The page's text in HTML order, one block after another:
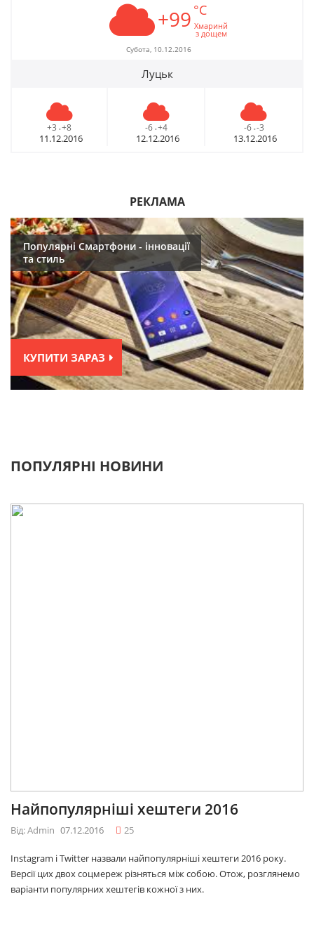
+99 °C
Хмаринй
з дощем
Субота, 10.12.2016
Луцьк
+3 - +8
11.12.2016
-6 - +4
12.12.2016
-6 - -3
13.12.2016
РЕКЛАМА
Популярні Смартфони - інновації
та стиль
КУПИТИ ЗАРАЗ
ПОПУЛЯРНІ НОВИНИ
Найпопулярніші хештеги 2016
Від: Admin 07.12.2016 25
Instagram і Twitter назвали найпопулярніші хештеги 2016 року.
Версії цих двох соцмереж різняться між собою. Отож, розглянемо
варіанти популярних хештегів кожної з них.